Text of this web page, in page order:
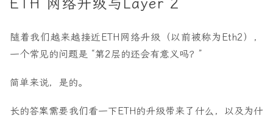
ETH 网络升级与Layer 2
随着我们越来越接近ETH网络升级（以前被称为Eth2），
一个常见的问题是 “第2层的还会有意义吗？”
简单来说，是的。
长的答案需要我们看一下ETH的升级带来了什么，以及为什